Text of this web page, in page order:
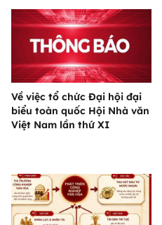
Về việc tổ chức Đại hội đại
biểu toàn quốc Hội Nhà văn
Việt Nam lần thứ XI